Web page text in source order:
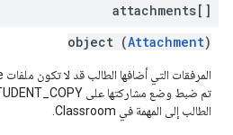
attachments[]
object (Attachment)
الطالب إلى المهمة في Classroom.